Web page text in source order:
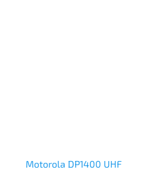
Motorola DP1400 UHF